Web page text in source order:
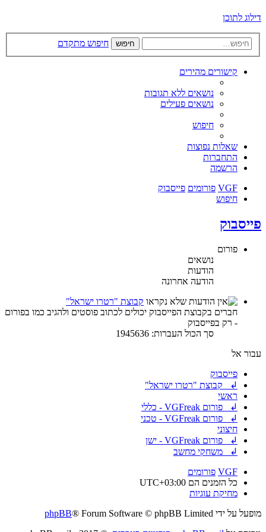
דילוג לתוכן
חיפוש חיפוש מתקדם
קישורים מהירים
נושאים ללא תגובות
נושאים פעילים
חיפוש
שאלות נפוצות
התחברות
הרשמה
VGF פורומים פייסבוק
חיפוש
פייסבוק
פורום
נושאים
הודעות
הודעה אחרונה
קבוצת "רטרו ישראל"
חברים בקבוצת הפייסבוק יכולים לכתוב פוסטים ולהגיב כמו בפורום
- רק בפייסבוק
סך הכול העברות: 1945636
עבור אל
פייסבוק
↲ קבוצת "רטרו ישראל"
ראשי
↲ פורום VGFreak - כללי
↲ פורום VGFreak - טכני
חיצוני
↲ פורום VGFreak - ישן
↲ משחקי מחשב
VGF פורומים
כל הזמנים הם UTC+03:00
מחיקת עוגיות
מופעל על ידי
phpBB® Forum Software © phpBB Limited